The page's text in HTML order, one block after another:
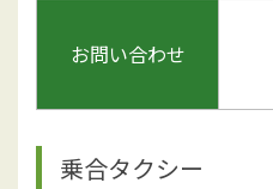
お問い合わせ
乗合タクシー